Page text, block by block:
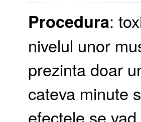
Procedura:
nivelul unor
prezinta doar
cateva minute
efectele se